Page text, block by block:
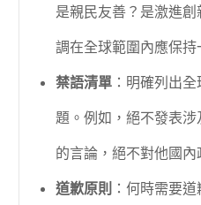
是親民友善？是激進
調在全球範圍內應保持
禁語清單 ：明確列出
題。例如，絕不發表
的言論，絕不對他國內
道歉原則 ：何時需要